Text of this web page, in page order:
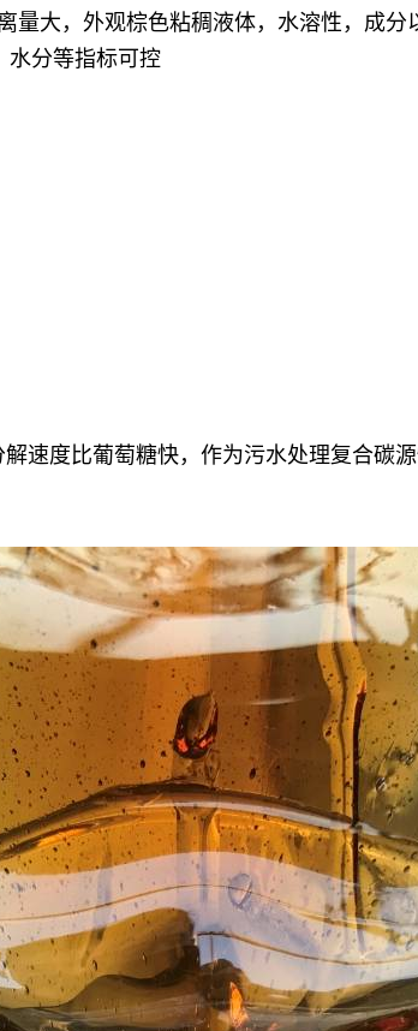
大，外观棕色粘稠液体，水溶性，成
水分等指标可控
速度比葡萄糖快，作为污水处理复合